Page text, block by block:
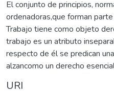
El conjunto de principios,
ordenadoras,que forman
Trabajo tiene como objeto
trabajo es un atributo
respecto de él se predican
alzancomo un derecho
URI